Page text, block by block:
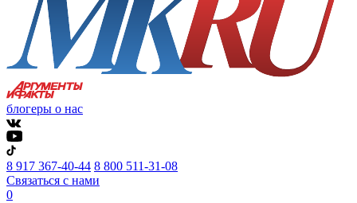
блогеры о нас
8 917 367-40-44 8 800 511-31-08
Связаться с нами
0